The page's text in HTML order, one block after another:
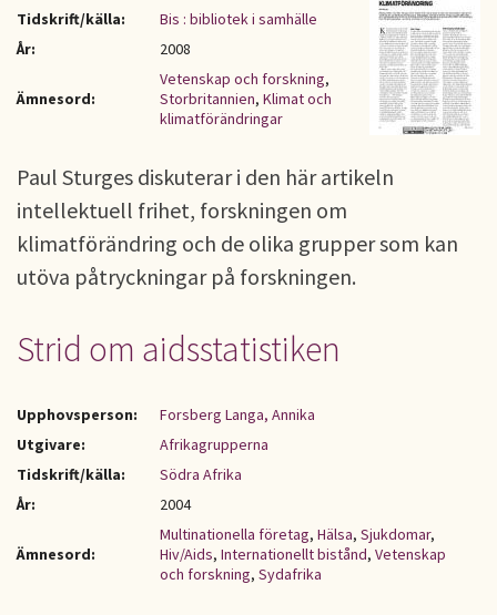
Tidskrift/källa:
Bis : bibliotek i samhälle
År:
2008
Ämnesord:
Vetenskap och forskning,
Storbritannien, Klimat och
klimatförändringar
Paul Sturges diskuterar i den här artikeln
intellektuell frihet, forskningen om
klimatförändring och de olika grupper som kan
utöva påtryckningar på forskningen.
Strid om aidsstatistiken
Upphovsperson:
Forsberg Langa, Annika
Utgivare:
Afrikagrupperna
Tidskrift/källa:
Södra Afrika
År:
2004
Ämnesord:
Multinationella företag, Hälsa, Sjukdomar,
Hiv/Aids, Internationellt bistånd, Vetenskap
och forskning, Sydafrika